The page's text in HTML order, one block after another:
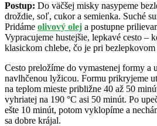
Postup: Do väčšej misky nasypeme
droždie, soľ, cukor a semienka. Suché
Pridáme olivový olej a postupne
Vypracujeme hustejšie, lepkavé cesto –
klasickom chlebe, čo je pri
Cesto preložíme do vymastenej formy a
navlhčenou lyžicou. Formu prikryjeme
na teplom mieste približne 40 až 50
vyhriatej na 190 °C asi 50 minút. Po
ešte 10 minút, potom vyklopíme a
sa dobre krájal.